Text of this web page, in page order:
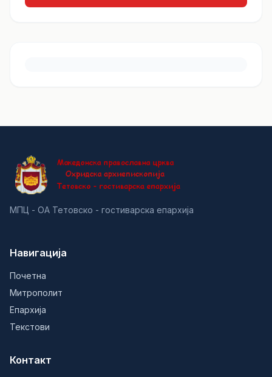
МПЦ - ОА Тетовско - гостиварска епархија
Навигација
Почетна
Митрополит
Епархија
Текстови
Контакт